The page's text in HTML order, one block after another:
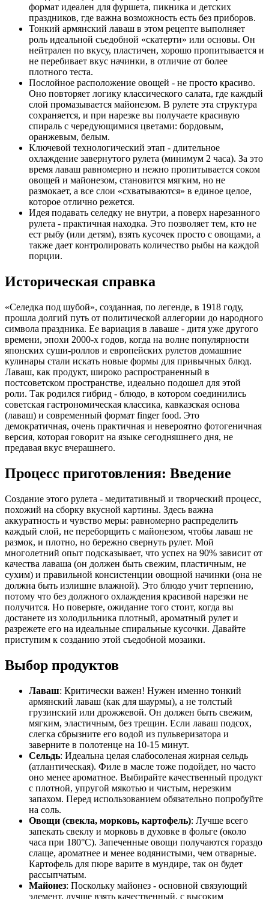
формат идеален для фуршета, пикника и детских
праздников, где важна возможность есть без приборов.
Тонкий армянский лаваш в этом рецепте выполняет
роль идеальной съедобной «скатерти» или основы. Он
нейтрален по вкусу, пластичен, хорошо пропитывается и
не перебивает вкус начинки, в отличие от более
плотного теста.
Послойное расположение овощей - не просто красиво.
Оно повторяет логику классического салата, где каждый
слой промазывается майонезом. В рулете эта структура
сохраняется, и при нарезке вы получаете красивую
спираль с чередующимися цветами: бордовым,
оранжевым, белым.
Ключевой технологический этап - длительное
охлаждение завернутого рулета (минимум 2 часа). За это
время лаваш равномерно и нежно пропитывается соком
овощей и майонезом, становится мягким, но не
размокает, а все слои «схватываются» в единое целое,
которое отлично режется.
Идея подавать селедку не внутри, а поверх нарезанного
рулета - практичная находка. Это позволяет тем, кто не
ест рыбу (или детям), взять кусочек просто с овощами, а
также дает контролировать количество рыбы на каждой
порции.
Историческая справка
«Селедка под шубой», созданная, по легенде, в 1918 году,
прошла долгий путь от политической аллегории до народного
символа праздника. Ее вариация в лаваше - дитя уже другого
времени, эпохи 2000-х годов, когда на волне популярности
японских суши-роллов и европейских рулетов домашние
кулинары стали искать новые формы для привычных блюд.
Лаваш, как продукт, широко распространенный в
постсоветском пространстве, идеально подошел для этой
роли. Так родился гибрид - блюдо, в котором соединились
советская гастрономическая классика, кавказская основа
(лаваш) и современный формат finger food. Это
демократичная, очень практичная и невероятно фотогеничная
версия, которая говорит на языке сегодняшнего дня, не
предавая вкус вчерашнего.
Процесс приготовления: Введение
Создание этого рулета - медитативный и творческий процесс,
похожий на сборку вкусной картины. Здесь важна
аккуратность и чувство меры: равномерно распределить
каждый слой, не переборщить с майонезом, чтобы лаваш не
размок, и плотно, но бережно свернуть рулет. Мой
многолетний опыт подсказывает, что успех на 90% зависит от
качества лаваша (он должен быть свежим, пластичным, не
сухим) и правильной консистенции овощной начинки (она не
должна быть излишне влажной). Это блюдо учит терпению,
потому что без должного охлаждения красивой нарезки не
получится. Но поверьте, ожидание того стоит, когда вы
достанете из холодильника плотный, ароматный рулет и
разрежете его на идеальные спиральные кусочки. Давайте
приступим к созданию этой съедобной мозаики.
Выбор продуктов
Лаваш: Критически важен! Нужен именно тонкий
армянский лаваш (как для шаурмы), а не толстый
грузинский или дрожжевой. Он должен быть свежим,
мягким, эластичным, без трещин. Если лаваш подсох,
слегка сбрызните его водой из пульверизатора и
заверните в полотенце на 10-15 минут.
Сельдь: Идеальна целая слабосоленая жирная сельдь
(атлантическая). Филе в масле тоже подойдет, но часто
оно менее ароматное. Выбирайте качественный продукт
с плотной, упругой мякотью и чистым, нерезким
запахом. Перед использованием обязательно попробуйте
на соль.
Овощи (свекла, морковь, картофель): Лучше всего
запекать свеклу и морковь в духовке в фольге (около
часа при 180°C). Запеченные овощи получаются гораздо
слаще, ароматнее и менее водянистыми, чем отварные.
Картофель для пюре варите в мундире, так он будет
рассыпчатым.
Майонез: Поскольку майонез - основной связующий
элемент, лучше взять качественный, с высоким